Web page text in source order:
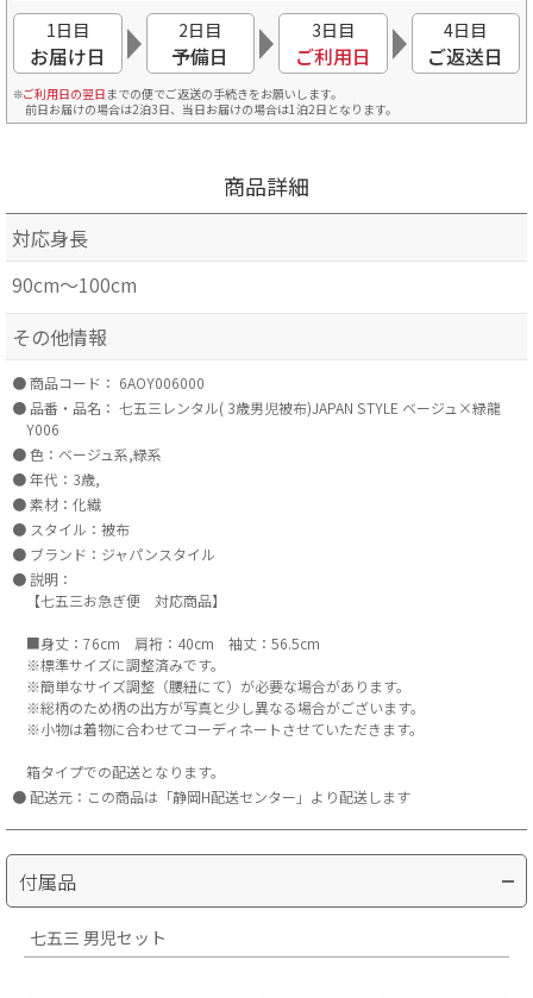
1日目
お届け日
2日目
予備日
3日目
ご利用日
4日目
ご返送日
ご利用日の翌日 までの便でご返送の手続きをお願いします。
前日お届けの場合は2泊3日、当日お届けの場合は1泊2日となります。
商品詳細
対応身長
90cm～100cm
その他情報
商品コード： 6AOY006000
品番・品名： 七五三レンタル( 3歳男児被布)JAPAN STYLE ベージュ×緑龍
Y006
色：ベージュ系,緑系
年代：3歳,
素材：化繊
スタイル：被布
ブランド：ジャパンスタイル
説明：
【七五三お急ぎ便 対応商品】
■身丈：76cm 肩裄：40cm 袖丈：56.5cm
※標準サイズに調整済みです。
※簡単なサイズ調整（腰紐にて）が必要な場合があります。
※総柄のため柄の出方が写真と少し異なる場合がございます。
※小物は着物に合わせてコーディネートさせていただきます。
箱タイプでの配送となります。
配送元：この商品は「静岡H配送センター」より配送します
付属品
七五三 男児セット